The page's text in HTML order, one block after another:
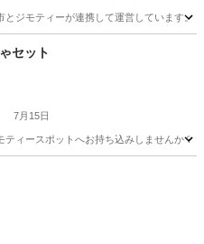
とジモティーが連携して運営していま
ース
セット
7月15日
ースポットへお持ち込みしませんか？